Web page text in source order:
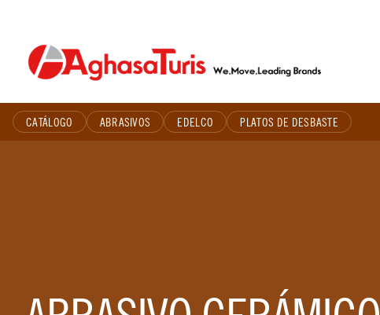
content
CATÁLOGO ABRASIVOS EDELCO PLATOS DE DESBASTE